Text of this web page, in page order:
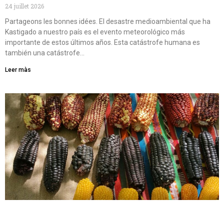
24 juillet 2026
Partageons les bonnes idées. El desastre medioambiental que ha
Kastigado a nuestro país es el evento meteorológico más
importante de estos últimos años. Esta catástrofe humana es
también una catástrofe…
Leer màs